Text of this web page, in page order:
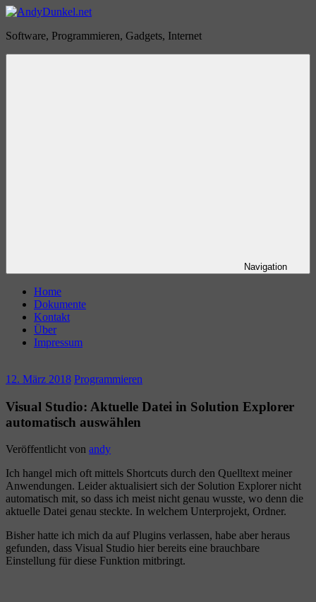
Zum
springen
AndyDunkel.net
Software, Programmieren, Gadgets, Internet
Navigation
Home
Dokumente
Kontakt
Über
Impressum
12. März 2018 Programmieren
Visual Studio: Aktuelle Datei in Solution Explorer
automatisch auswählen
Veröffentlicht von andy
Ich hangel mich oft mittels Shortcuts durch den Quelltext meiner
Anwendungen. Leider aktualisiert sich der Solution Explorer nicht
automatisch mit, so dass ich meist nicht genau wusste, wo denn die
aktuelle Datei genau steckte. In welchem Unterprojekt, Ordner.
Bisher hatte ich mich da auf Plugins verlassen, habe aber heraus
gefunden, dass Visual Studio hier bereits eine brauchbare
Einstellung für diese Funktion mitbringt.